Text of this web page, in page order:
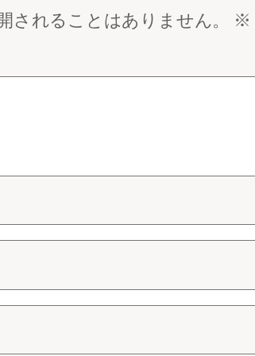
されることはありません。 ※